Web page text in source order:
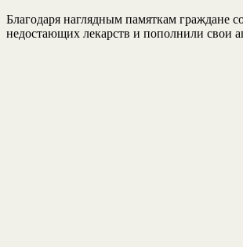
Благодаря наглядным памяткам граждане
недостающих лекарств и пополнили свои